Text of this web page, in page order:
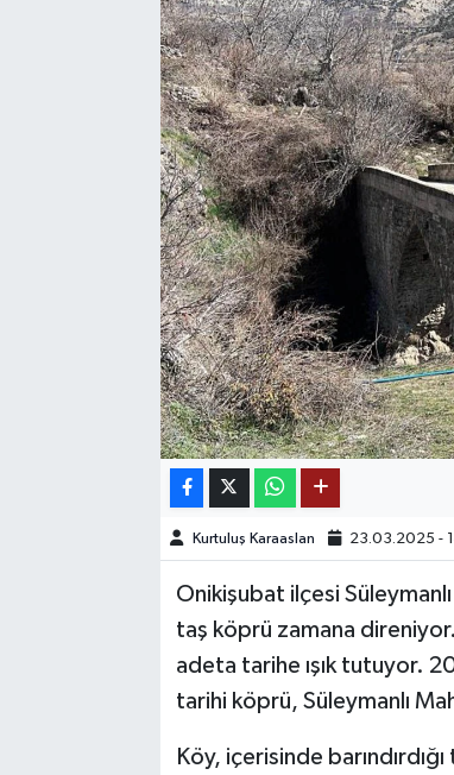
Kurtuluş Karaaslan 23.03.2025 -
Onikişubat ilçesi
taş köprü zamana
adeta tarihe ışık tutuyor.
tarihi köprü, Süleymanlı
Köy, içerisinde
OTOMOTİV
KÜLTÜR SANAT